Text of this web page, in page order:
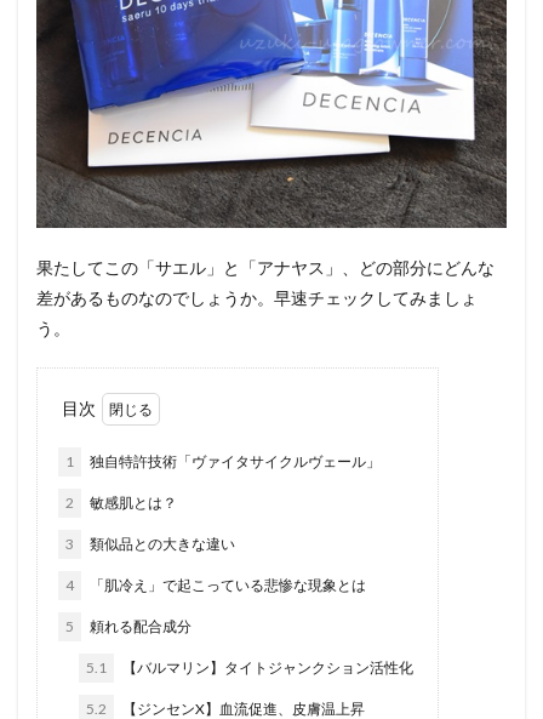
果たしてこの「サエル」と「アナヤス」、どの部分にどんな
差があるものなのでしょうか。早速チェックしてみましょ
う。
目次
1 独自特許技術「ヴァイタサイクルヴェール」
2 敏感肌とは？
3 類似品との大きな違い
4 「肌冷え」で起こっている悲惨な現象とは
5 頼れる配合成分
5.1 【バルマリン】タイトジャンクション活性化
5.2 【ジンセンX】血流促進、皮膚温上昇